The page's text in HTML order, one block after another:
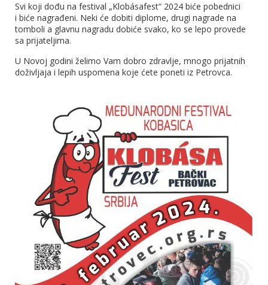
Svi koji dođu na festival „Klobásafest“ 2024 biće pobednici
i biće nagrađeni. Neki će dobiti diplome, drugi nagrade na
tomboli a glavnu nagradu dobiće svako, ko se lepo provede
sa prijateljima.
U Novoj godini želimo Vam dobro zdravlje, mnogo prijatnih
doživljaja i lepih uspomena koje ćete poneti iz Petrovca.